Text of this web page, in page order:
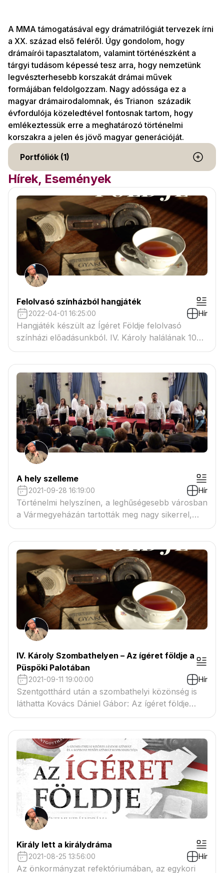
A MMA támogatásával egy drámatrilógiát tervezek írni
a XX. század első feléről. Úgy gondolom, hogy
drámaírói tapasztalatom, valamint történészként a
tárgyi tudásom képessé tesz arra, hogy nemzetünk
legvészterhesebb korszakát drámai művek
formájában feldolgozzam. Nagy adóssága ez a
magyar drámairodalomnak, és Trianon századik
évfordulója közeledtével fontosnak tartom, hogy
emlékeztessük erre a meghatározó történelmi
korszakra a jelen és jövő magyar generációját.
Portfóliók (1)
Hírek, Események
Felolvasó színházból hangjáték
2022-04-01 16:25:00 Hír
Hangjáték készült az Ígéret Földje felolvasó
színházi előadásunkból. IV. Károly halálának 100.
évfordulója alkalmából közzétettük a felvételt a
Weöres Sándor Színház Youtube csatornáján.
A hely szelleme
2021-09-28 16:19:00 Hír
Történelmi helyszínen, a leghűségesebb városban
a Vármegyeházán tartották meg nagy sikerrel,
élénk érdeklődés mellett Az ígéret földje című
felolvasószínházi előadást a szombathelyi Weöres
Sándor Színház és a Soproni Petőfi Színház
koprodukcióját.
IV. Károly Szombathelyen – Az ígéret földje a
Püspöki Palotában
2021-09-11 19:00:00 Hír
Szentgotthárd után a szombathelyi közönség is
láthatta Kovács Dániel Gábor: Az ígéret földje
című drámáját a Püspöki Palotában Kelemen
Zoltán rendezésében. A felolvasószínház a
Weöres Sándor Színház és a Soproni Petőfi
Színház koprodukciójával felejthetetlen élményt
nyújtott.
Király lett a királydráma
2021-08-25 13:56:00 Hír
Az önkormányzat refektóriumában, az egykori